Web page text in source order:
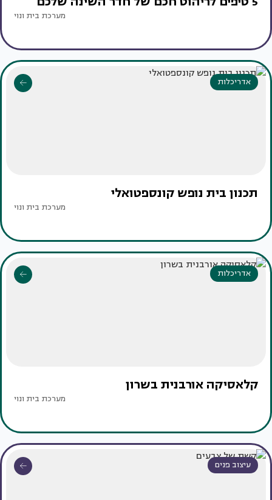
מערכת בית ונוי
אדריכלות
תכנון בית נופש קונספטואלי
מערכת בית ונוי
אדריכלות
קלאסיקה אורבנית בשרון
מערכת בית ונוי
עיצוב פנים